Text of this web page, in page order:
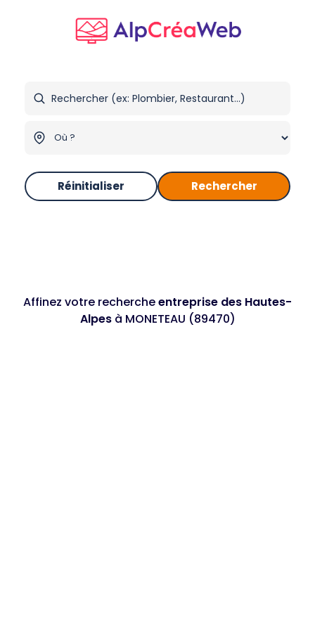
Réinitialiser Rechercher
Affinez votre rechercheentreprise des Hautes-
Alpesà MONETEAU (89470)